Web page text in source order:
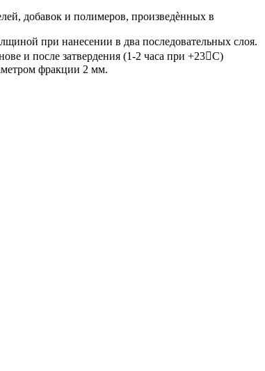
добавок и полимеров, произведѐнных в
при нанесении в два последовательных слоя.
и после затвердения (1-2 часа при +23С)
фракции 2 мм.